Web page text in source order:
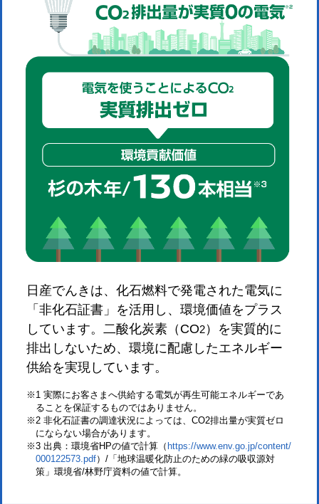
日産でんきは、化石燃料で発電された電気に
「非化石証書」を活用し、環境価値をプラス
しています。二酸化炭素（CO2）を実質的に
排出しないため、環境に配慮したエネルギー
供給を実現しています。
※1 実際にお客さまへ供給する電気が再生可能エネルギーであ
ることを保証するものではありません。
※2 非化石証書の調達状況によっては、CO2排出量が実質ゼロ
にならない場合があります。
※3 出典：環境省HPの値で計算（ https://www.env.go.jp/content/
000122573.pdf）/「地球温暖化防止のための緑の吸収源対
策」環境省/林野庁資料の値で計算。